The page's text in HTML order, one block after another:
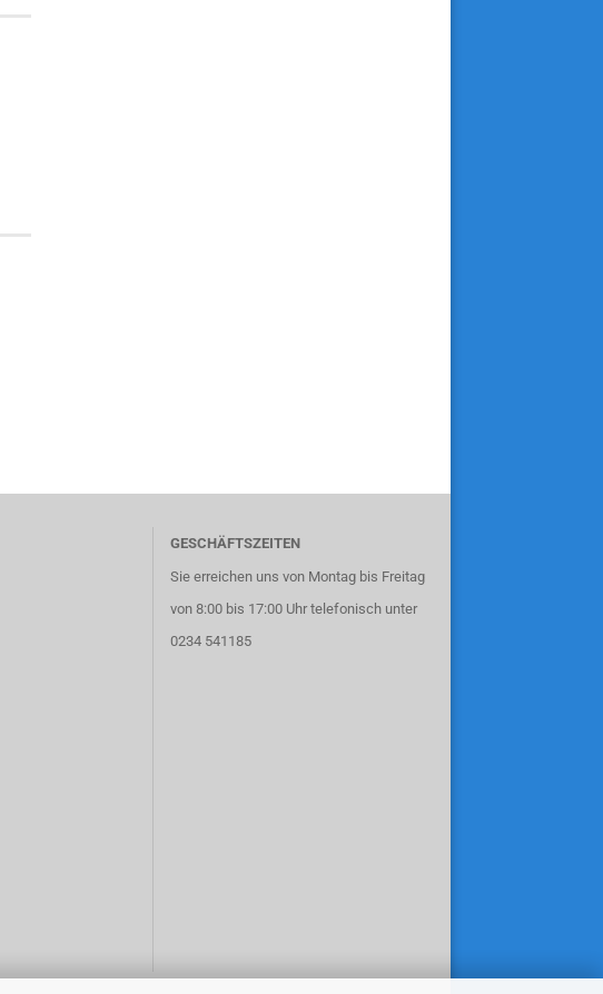
GESCHÄFTSZEITEN
Sie erreichen uns von Montag bis Freitag
von 8:00 bis 17:00 Uhr telefonisch unter
0234 541185